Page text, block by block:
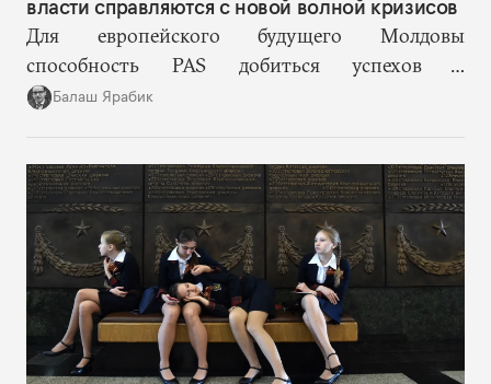
власти справляются с новой волной кризисов
Для европейского будущего Молдовы
способность PAS добиться успехов в
госстроительстве может оказаться важнее, чем
Балаш Ярабик